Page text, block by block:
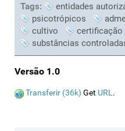
Tags:
entidades
psicotrópicos
cultivo
certificação
substâncias
Versão 1.0
Transferir (36k) Get URL.